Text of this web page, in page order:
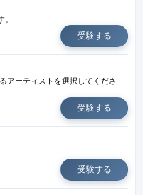
受験する
アーティストを選択してくださ
受験する
受験する